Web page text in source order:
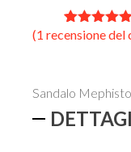
Valutato
1
recensioni
(1 recensione del
Sandalo